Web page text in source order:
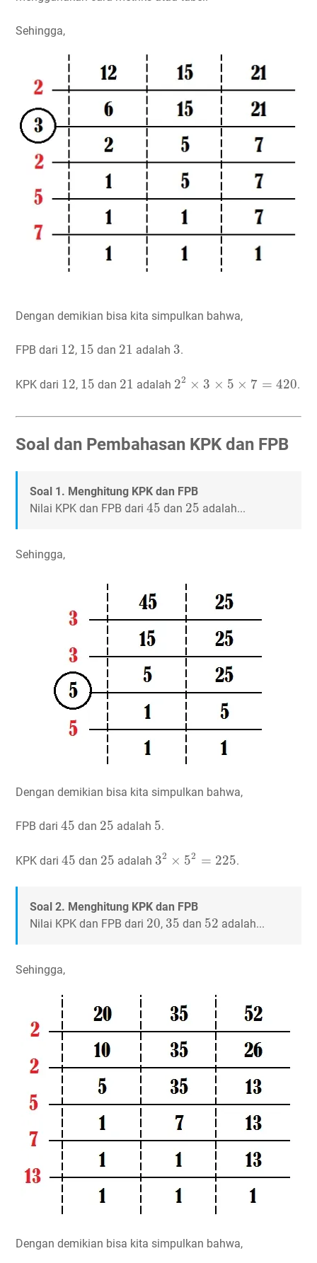
Sehingga,
Dengan demikian bisa kita simpulkan bahwa,
FPB dari 12
12, 15
15 dan 21
21 adalah 3
3.
KPK dari 12
12, 15
15 dan 21
21 adalah 22 × 3 × 5 × 7 = 420
22 3× 7 420
.
Soal dan Pembahasan KPK dan FPB
Soal 1. Menghitung KPK dan FPB
Nilai KPK dan FPB dari 45
45 dan 25
25 adalah...
Sehingga,
Dengan demikian bisa kita simpulkan bahwa,
FPB dari 45
45 dan 25
25 adalah 5
5.
KPK dari 45
45 dan 25
25 adalah 32 × 52 = 225
32 52= 225
.
Soal 2. Menghitung KPK dan FPB
Nilai KPK dan FPB dari 20
20, 35
35 dan 52
52 adalah...
Sehingga,
Dengan demikian bisa kita simpulkan bahwa,